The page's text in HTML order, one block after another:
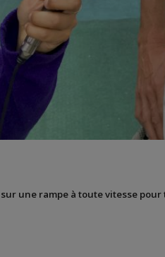
une rampe à toute vitesse